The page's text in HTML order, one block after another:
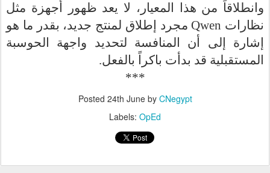
وانطلاقاً من هذا المعيار، لا يعد ظهور أجهزة مثل
نظارات Qwen مجرد إطلاق لمنتج جديد، بقدر ما هو
إشارة إلى أن المنافسة لتحديد واجهة الحوسبة
المستقبلية قد بدأت باكراً بالفعل.
***
Posted 24th Juneby CNegypt
Labels: OpEd